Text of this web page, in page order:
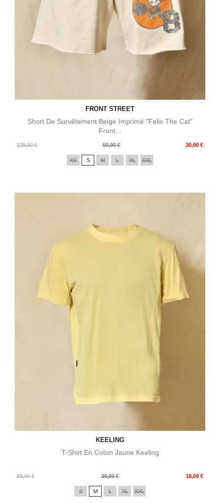
FRONT STREET
Short De Survêtement Beige Imprimé "Felix The Cat"
Front...
139,00 €
Prix
60,00 € 30,00 €
Prix
XS S M L XL XXL
KEELING
T-Shirt En Coton Jaune Keeling
55,00 €
Prix
30,00 € 18,00 €
Prix
S M L XL XXL